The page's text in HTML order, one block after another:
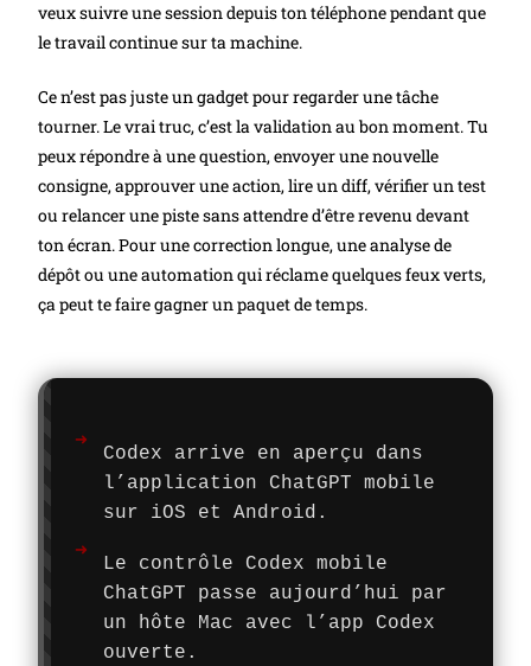
veux suivre une session depuis ton téléphone pendant que
le travail continue sur ta machine.
Ce n’est pas juste un gadget pour regarder une tâche
tourner. Le vrai truc, c’est la validation au bon moment. Tu
peux répondre à une question, envoyer une nouvelle
consigne, approuver une action, lire un diff, vérifier un test
ou relancer une piste sans attendre d’être revenu devant
ton écran. Pour une correction longue, une analyse de
dépôt ou une automation qui réclame quelques feux verts,
ça peut te faire gagner un paquet de temps.
Codex arrive en aperçu dans
l’application ChatGPT mobile
sur iOS et Android.
Le contrôle Codex mobile
ChatGPT passe aujourd’hui par
un hôte Mac avec l’app Codex
ouverte.